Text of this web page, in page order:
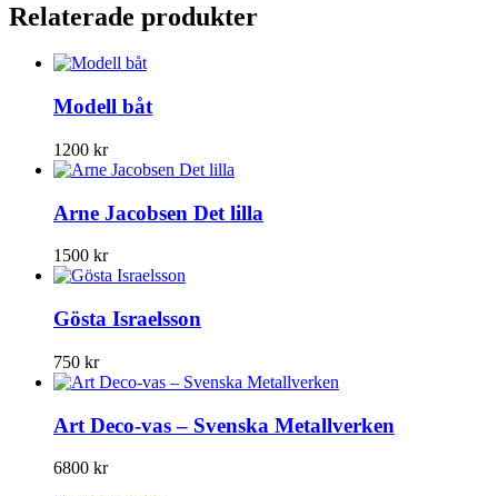
Relaterade produkter
Modell båt
1200 kr
Arne Jacobsen Det lilla
1500 kr
Gösta Israelsson
750 kr
Art Deco-vas – Svenska Metallverken
6800 kr